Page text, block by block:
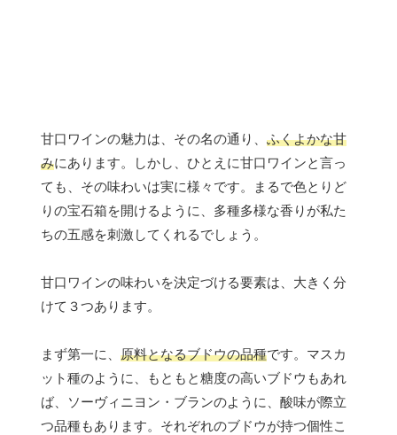
甘口ワインの魅力は、その名の通り、 ふくよかな甘
みにあります。しかし、ひとえに甘口ワインと言っ
ても、その味わいは実に様々です。まるで色とりど
りの宝石箱を開けるように、多種多様な香りが私た
ちの五感を刺激してくれるでしょう。
甘口ワインの味わいを決定づける要素は、大きく分
けて３つあります。
まず第一に、 原料となるブドウの品種です。マスカ
ット種のように、もともと糖度の高いブドウもあれ
ば、ソーヴィニヨン・ブランのように、酸味が際立
つ品種もあります。それぞれのブドウが持つ個性こ